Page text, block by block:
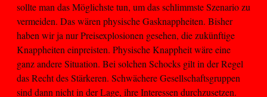
sollte man das Möglichste tun, um das schlimmste Szenario zu
vermeiden. Das wären physische Gasknappheiten. Bisher
haben wir ja nur Preisexplosionen gesehen, die zukünftige
Knappheiten einpreisten. Physische Knappheit wäre eine
ganz andere Situation. Bei solchen Schocks gilt in der Regel
das Recht des Stärkeren. Schwächere Gesellschaftsgruppen
sind dann nicht in der Lage, ihre Interessen durchzusetzen.